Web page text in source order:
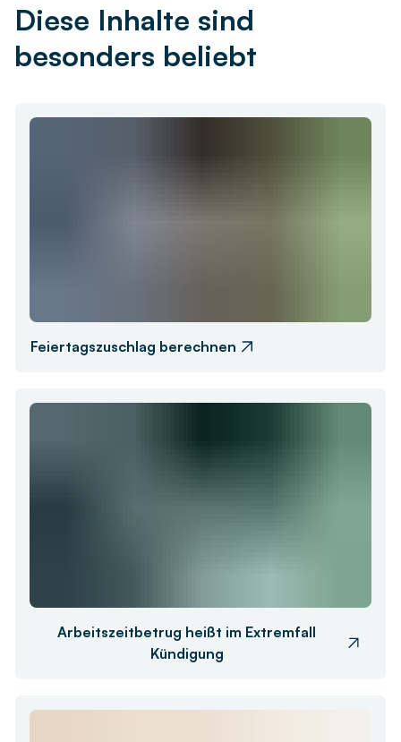
Diese Inhalte sind
besonders beliebt
Feiertagszuschlag berechnen
Arbeitszeitbetrug heißt im Extremfall
Kündigung